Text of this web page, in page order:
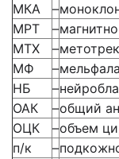
МКА
–
МРТ
–
МТХ
–
МФ
–
НБ
–
ОАК
–общий
ОЦК
–объем
п/к
–